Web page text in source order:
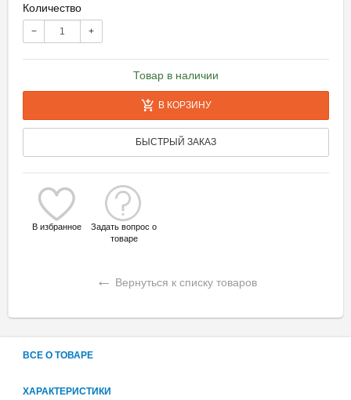
Количество
− +
Товар в наличии
В КОРЗИНУ
БЫСТРЫЙ ЗАКАЗ
В избранное
Задать вопрос о
товаре
← Вернуться к списку товаров
ВСЕ О ТОВАРЕ
ХАРАКТЕРИСТИКИ